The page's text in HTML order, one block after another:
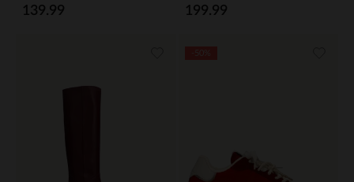
139.99 199.99